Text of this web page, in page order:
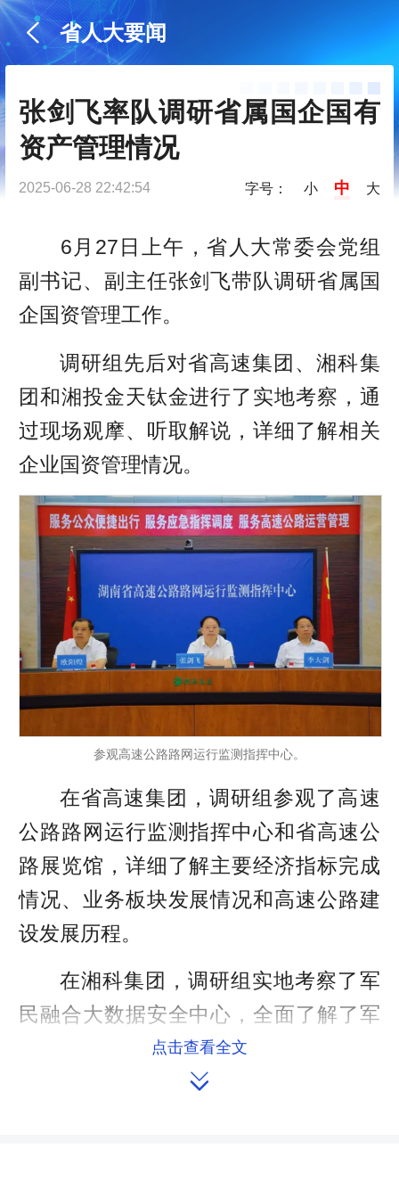
省人大要闻
张剑飞率队调研省属国企国有
资产管理情况
2025-06-28 22:42:54 字号： 小 中 大
6月27日上午，省人大常委会党组
副书记、副主任张剑飞带队调研省属国
企国资管理工作。
调研组先后对省高速集团、湘科集
团和湘投金天钛金进行了实地考察，通
过现场观摩、听取解说，详细了解相关
企业国资管理情况。
参观高速公路路网运行监测指挥中心。
在省高速集团，调研组参观了高速
公路路网运行监测指挥中心和省高速公
路展览馆，详细了解主要经济指标完成
情况、业务板块发展情况和高速公路建
设发展历程。
在湘科集团，调研组实地考察了军
民融合大数据安全中心，全面了解了军
工主业发展规划、科研创新、产品转型
点击查看全文
